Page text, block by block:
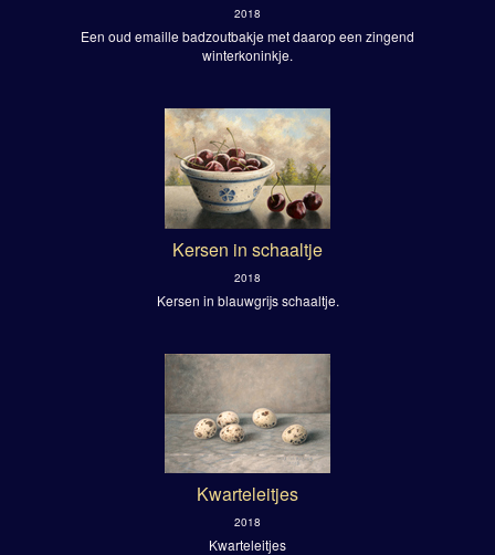
2018
Een oud emaille badzoutbakje met daarop een zingend
winterkoninkje.
Kersen in schaaltje
2018
Kersen in blauwgrijs schaaltje.
Kwarteleitjes
2018
Kwarteleitjes